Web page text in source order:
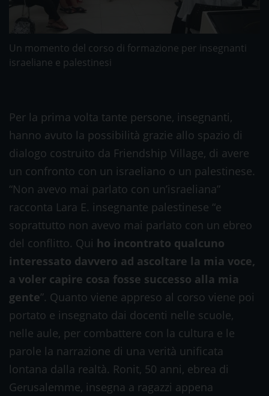
Un momento del corso di formazione per insegnanti
israeliane e palestinesi
Per la prima volta tante persone, insegnanti,
hanno avuto la possibilità grazie allo spazio di
dialogo costruito da Friendship Village, di avere
un confronto con un israeliano o un palestinese.
“Non avevo mai parlato con un’israeliana”
racconta Lara E. insegnante palestinese “e
soprattutto non avevo mai parlato con un ebreo
del conflitto. Qui ho incontrato qualcuno
interessato davvero ad ascoltare la mia voce,
a voler capire cosa fosse successo alla mia
gente”. Quanto viene appreso al corso viene poi
portato e insegnato dai docenti nelle scuole,
nelle aule, per combattere con la cultura e le
parole la narrazione di una verità unificata
lontana dalla realtà. Ronit, 50 anni, ebrea di
Gerusalemme, insegna a ragazzi appena